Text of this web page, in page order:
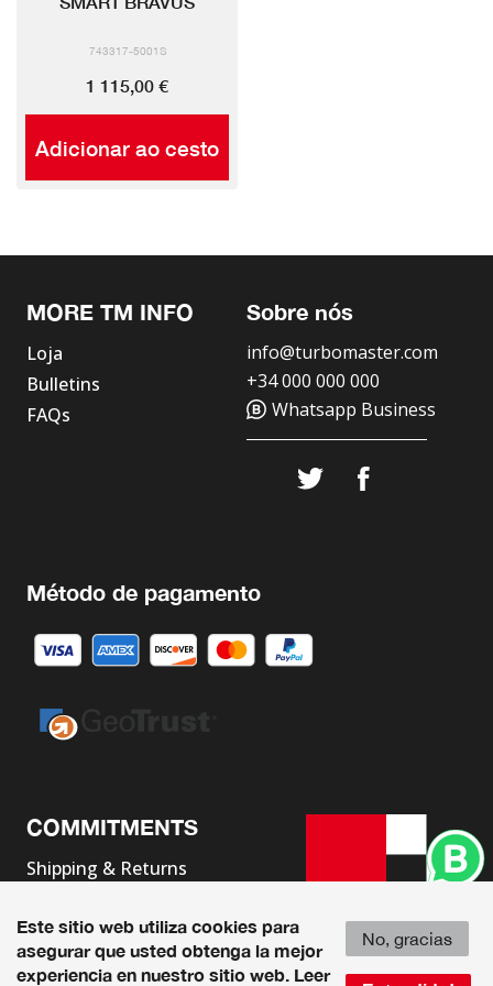
Adicionar ao cesto
743317-5001S
1 115,00 €
MORE TM INFO
Loja
Bulletins
FAQs
Sobre nós
info@turbomaster.com
+34 000 000 000
Whatsapp Business
COMMITMENTS
Shipping & Returns
Legal Advice
Método de pagamento
Este sitio web utiliza cookies para
asegurar que usted obtenga la mejor
experiencia en nuestro sitio web. Leer
No, gracias